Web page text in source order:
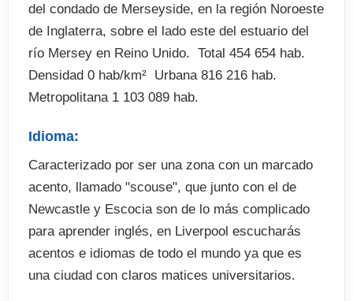
del condado de Merseyside, en la región Noroeste
de Inglaterra, sobre el lado este del estuario del
río Mersey en Reino Unido.  Total 454 654 hab. 
Densidad 0 hab/km²  Urbana 816 216 hab. 
Metropolitana 1 103 089 hab.
Idioma:
Caracterizado por ser una zona con un marcado
acento, llamado "scouse", que junto con el de
Newcastle y Escocia son de lo más complicado
para aprender inglés, en Liverpool escucharás
acentos e idiomas de todo el mundo ya que es
una ciudad con claros matices universitarios.